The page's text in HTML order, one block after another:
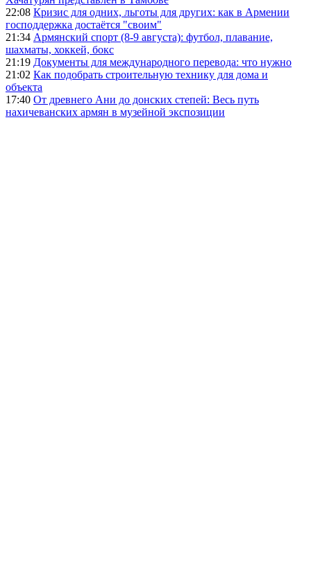
22:08 Кризис для одних, льготы для других: как в Армении
господдержка достаётся "своим"
21:34 Армянский спорт (8-9 августа): футбол, плавание,
шахматы, хоккей, бокс
21:19 Документы для международного перевода: что нужно
21:02 Как подобрать строительную технику для дома и
объекта
17:40 От древнего Ани до донских степей: Весь путь
нахичеванских армян в музейной экспозиции